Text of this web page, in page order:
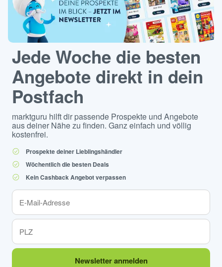
Jede Woche die besten
Angebote direkt in dein
Postfach
marktguru hilft dir passende Prospekte und Angebote
aus deiner Nähe zu finden. Ganz einfach und völlig
kostenfrei.
Prospekte deiner Lieblingshändler
Wöchentlich die besten Deals
Kein Cashback Angebot verpassen
Newsletter anmelden